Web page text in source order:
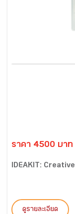
ราคา 4500 บาท
IDEAKIT:
ดูรายละเอียด